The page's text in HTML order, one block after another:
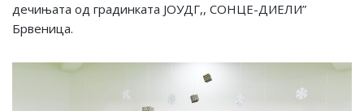
дечињата од градинката ЈОУДГ,, СОНЦЕ-ДИЕЛИ”
Брвеница.